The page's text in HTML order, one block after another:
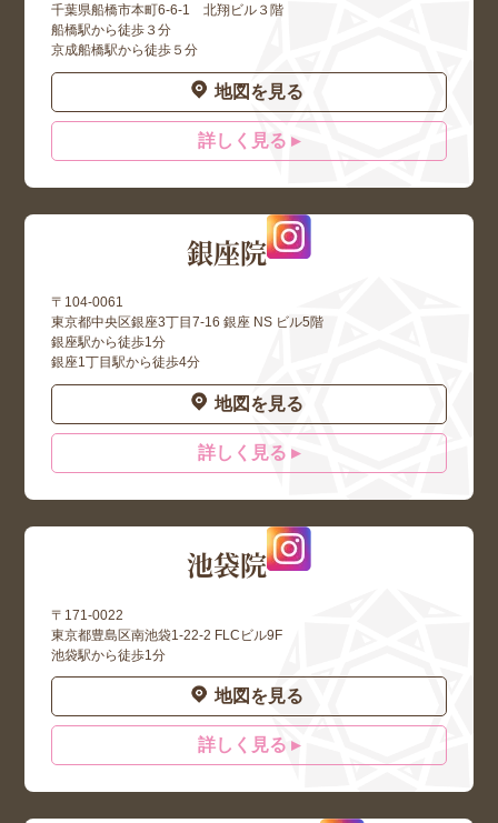
千葉県船橋市本町6-6-1 北翔ビル３階
船橋駅から徒歩３分
京成船橋駅から徒歩５分
地図を見る
詳しく見る ▸
銀座院
〒104-0061
東京都中央区銀座3丁目7-16 銀座 NS ビル5階
銀座駅から徒歩1分
銀座1丁目駅から徒歩4分
地図を見る
詳しく見る ▸
池袋院
〒171-0022
東京都豊島区南池袋1-22-2 FLCビル9F
池袋駅から徒歩1分
地図を見る
詳しく見る ▸